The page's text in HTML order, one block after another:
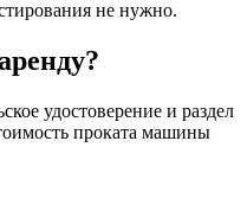
не нужно.
удостоверение и раздел
проката машины